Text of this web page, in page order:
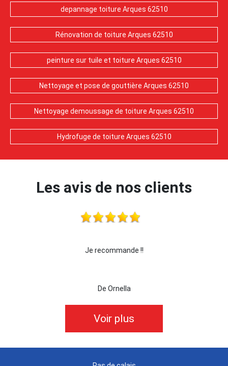
depannage toiture Arques 62510
Rénovation de toiture Arques 62510
peinture sur tuile et toiture Arques 62510
Nettoyage et pose de gouttière Arques 62510
Nettoyage demoussage de toiture Arques 62510
Hydrofuge de toiture Arques 62510
Les avis de nos clients
Je recommande !!
Voir plus